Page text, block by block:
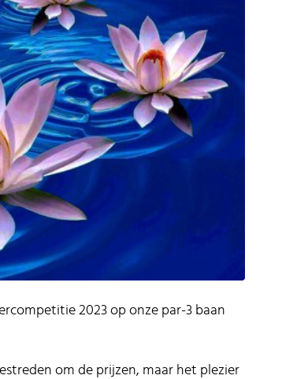
2023 op onze par-3 baan
om de prijzen, maar het plezier